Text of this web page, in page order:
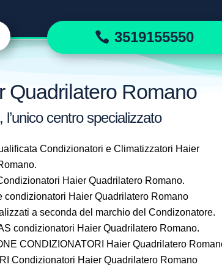
3519155550
Quadrilatero Romano
centro specializzato
Condizionatori e Climatizzatori Haier
Haier Quadrilatero Romano.
condizionatori Haier Quadrilatero Romano
a seconda del marchio del Condizonatore.
condizionatori Haier Quadrilatero Romano.
CONDIZIONATORI Haier Quadrilatero
Condizionatori Haier Quadrilatero Romano